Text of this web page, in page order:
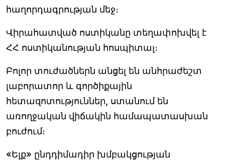
հաղորդագրության մեջ։
Վիրահատված ոստիկանը տեղափոխվել է
ՀՀ ոստիկանության հոսպիտալ։
Բոլոր տուժածներն անցել են անհրաժեշտ
լաբորատոր և գործիքային
հետազոտություններ, ստանում են
առողջական վիճակին համապատասխան
բուժում։
«Ելք» ընդդիմադիր խմբակցության